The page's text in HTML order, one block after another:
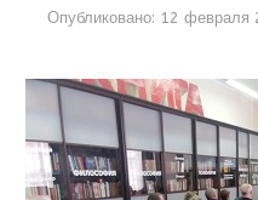
Опубликовано: 12 февраля